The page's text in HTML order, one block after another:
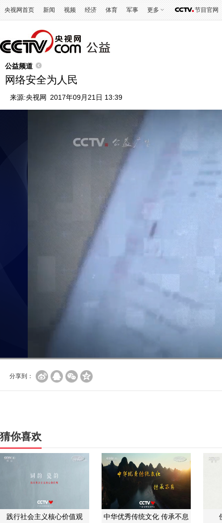
央视网首页 新闻 视频 经济 体育 军事 更多 节目官网
公益频道
网络安全为人民
来源:央视网 2017年09月21日 13:39
分享到：
猜你喜欢
践行社会主义核心价值观 中华优秀传统文化 传承不息